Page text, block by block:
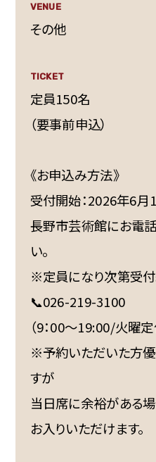
VENUE
その他
TICKET
定員150名
（要事前申込）
《お申込み方法》
受付開始：2026年6月
長野市芸術館にお電
い。
※定員になり次第受付
📞026-219-3100
（9：00～19:00/火曜定
※予約いただいた方
すが
当日席に余裕がある
お入りいただけます。